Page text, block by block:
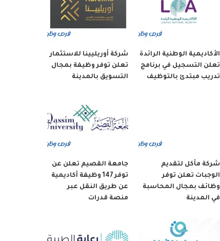
الأكاديمية الوطنية الرائدة
تعلن التسجيل في برنامج
تدريب مبتدئ بالتوظيف
شركة أوريليينا للاستثمار
تعلن توفر وظيفة بمجال
التسويق بالمدينة
شركة مأكل لتقديم
الوجبات تعلن توفر
وظائف بمجال المحاسبة
في المدينة
جامعة القصيم تعلن عن
توفر 147 وظيفة أكاديمية
عن طريق النقل عبر
منصة قدرات